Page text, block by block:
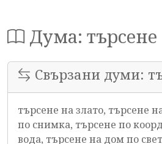
Дума: търсене
Свързани думи:
търсене на злато, търсене
по снимка, търсене по
вода, търсене на дом по